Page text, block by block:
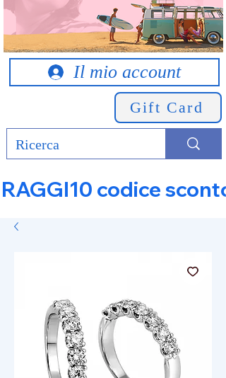
Il mio account
Gift Card
RAGGI10 codice